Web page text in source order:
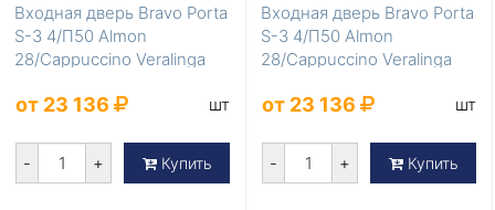
Входная дверь Bravo Porta
S-3 4/П50 Almon
28/Cappuccino Veralinga
от 23 136 шт
- + Купить
Входная дверь Bravo Porta
S-3 4/П50 Almon
28/Cappuccino Veralinga
от 23 136 шт
- + Купить